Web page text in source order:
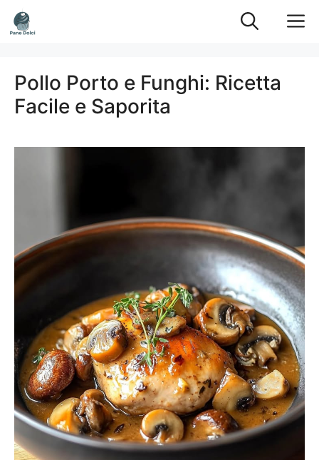
Vai
al
Pollo Porto e Funghi: Ricetta
Facile e Saporita